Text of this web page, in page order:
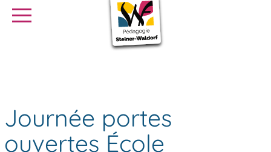
SE FORMER
Journée portes
ouvertes École